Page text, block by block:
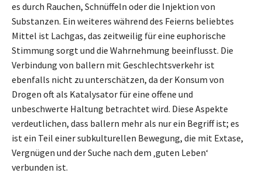
es durch Rauchen, Schnüffeln oder die Injektion von
Substanzen. Ein weiteres während des Feierns beliebtes
Mittel ist Lachgas, das zeitweilig für eine euphorische
Stimmung sorgt und die Wahrnehmung beeinflusst. Die
Verbindung von ballern mit Geschlechtsverkehr ist
ebenfalls nicht zu unterschätzen, da der Konsum von
Drogen oft als Katalysator für eine offene und
unbeschwerte Haltung betrachtet wird. Diese Aspekte
verdeutlichen, dass ballern mehr als nur ein Begriff ist; es
ist ein Teil einer subkulturellen Bewegung, die mit Extase,
Vergnügen und der Suche nach dem ‚guten Leben‘
verbunden ist.